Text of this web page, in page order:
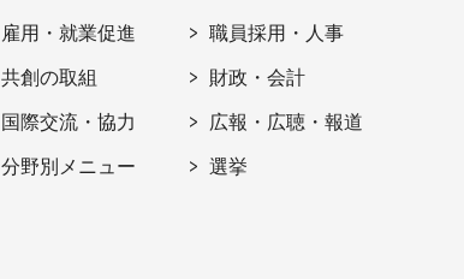
雇用・就業促進
共創の取組
国際交流・協力
分野別メニュー
職員採用・人事
財政・会計
広報・広聴・報道
選挙